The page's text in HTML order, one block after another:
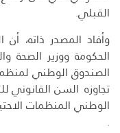
القبلي.
وأفاد المصدر ذاته،
الحكومة ووزير الصحة
الصندوق الوطني
تجاوزه السن القانوني
الوطني المنظمات
.